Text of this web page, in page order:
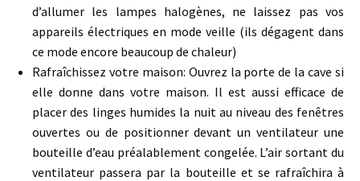
d’allumer les lampes halogènes, ne laissez pas vos
appareils électriques en mode veille (ils dégagent dans
ce mode encore beaucoup de chaleur)
Rafraîchissez votre maison: Ouvrez la porte de la cave si
elle donne dans votre maison. Il est aussi efficace de
placer des linges humides la nuit au niveau des fenêtres
ouvertes ou de positionner devant un ventilateur une
bouteille d’eau préalablement congelée. L’air sortant du
ventilateur passera par la bouteille et se rafraîchira à